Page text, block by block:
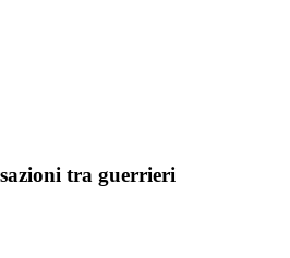
tra guerrieri